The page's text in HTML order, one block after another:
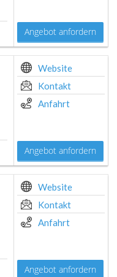
Angebot anfordern
Website
Kontakt
Anfahrt
Angebot anfordern
Website
Kontakt
Anfahrt
Angebot anfordern